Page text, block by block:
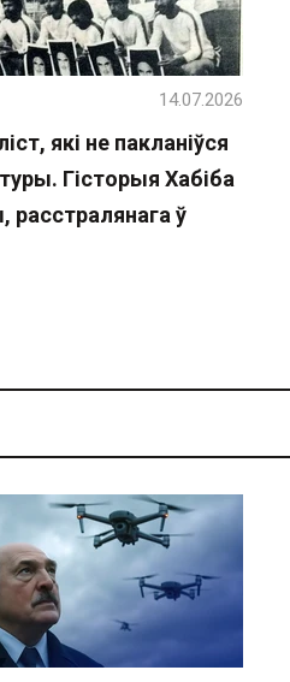
які не пакланіўся
Гісторыя Хабіба
расстралянага ў
14.07.2026